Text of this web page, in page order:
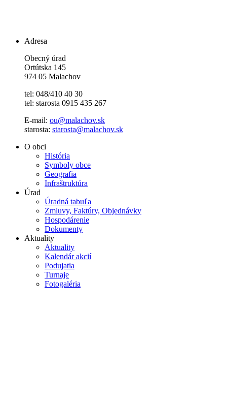
Adresa
Obecný úrad
Ortútska 145
974 05 Malachov
tel: 048/410 40 30
tel: starosta 0915 435 267
E-mail: ou@malachov.sk
starosta: starosta@malachov.sk
O obci
História
Symboly obce
Geografia
Infraštruktúra
Úrad
Úradná tabuľa
Zmluvy, Faktúry, Objednávky
Hospodárenie
Dokumenty
Aktuality
Aktuality
Kalendár akcií
Podujatia
Turnaje
Fotogaléria